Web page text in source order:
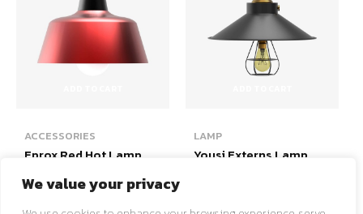
We value your privacy
ACCESSORIES
Eprox Red Hot Lamp
$200.00Original
price
$ 155.00 Current
price
LAMP
Yousi Externs Lamp